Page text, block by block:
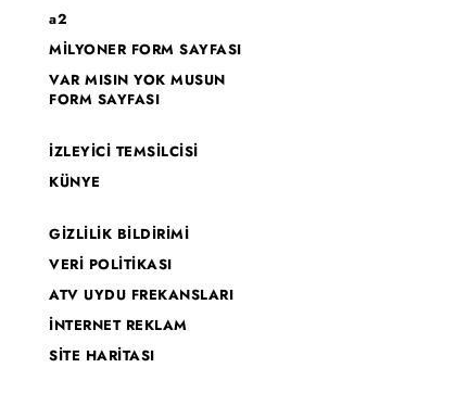
a2
MİLYONER FORM SAYFASI
VAR MISIN YOK MUSUN
FORM SAYFASI
İZLEYİCİ TEMSİLCİSİ
KÜNYE
GİZLİLİK BİLDİRİMİ
VERİ POLİTİKASI
ATV UYDU FREKANSLARI
İNTERNET REKLAM
SİTE HARİTASI